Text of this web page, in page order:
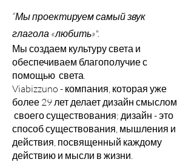
“Мы проектируем самый звук
глагола «любить»".
Мы создаем культуру света и
обеспечиваем благополучие с
помощью света.
Viabizzuno - компания, которая уже
более 29 лет делает дизайн смыслом
своего существования; дизайн - это
способ существования, мышления и
действия, посвященный каждому
действию и мысли в жизни.